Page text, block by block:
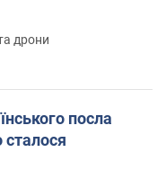
дрони
посла
сталося